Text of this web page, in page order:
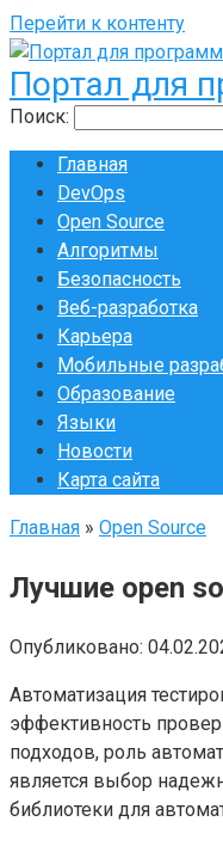
Перейти к контенту
Портал для
Поиск:
Главная
DevOps
Open Source
Алгоритмы
Безопасность
Веб-разработка
Карьера
Мобильные
Образование
Языки
Новости
Карта сайта
Главная » Open Source
Лучшие open
Опубликовано:
Автоматизация
эффективность
подходов, роль
является выбор
библиотеки для